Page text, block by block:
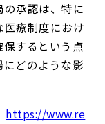
承認は、特に
療制度におけ
するという点
どのような影
https://www.re